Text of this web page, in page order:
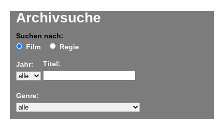
Archivsuche
Suchen nach:
Film
Regie
Jahr: Titel:
Genre: